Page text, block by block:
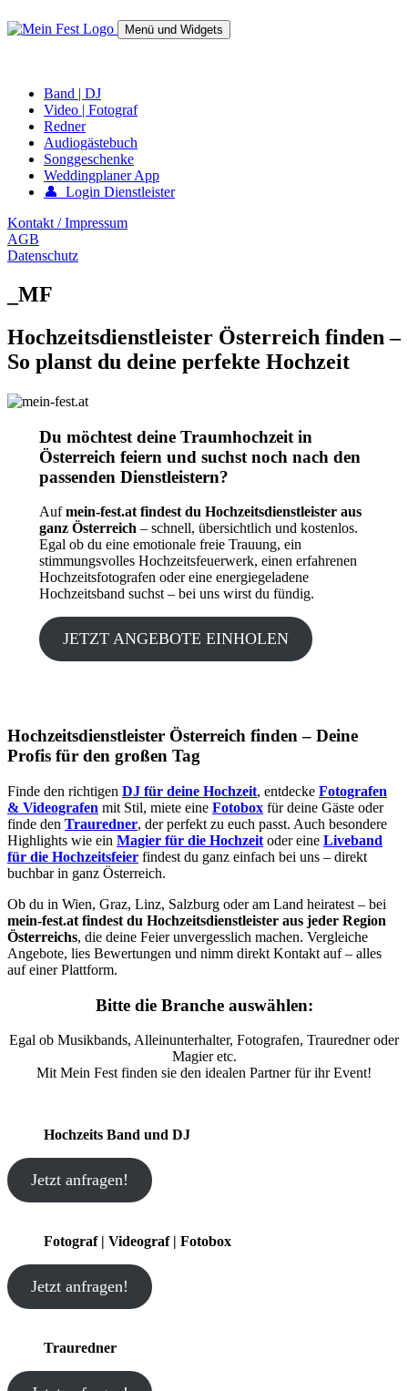
zum
Menü und Widgets
Band | DJ
Video | Fotograf
Redner
Audiogästebuch
Songgeschenke
Weddingplaner App
👤 Login Dienstleister
Kontakt / Impressum
AGB
Datenschutz
_MF
Hochzeitsdienstleister Österreich finden –
So planst du deine perfekte Hochzeit
Du möchtest deine Traumhochzeit in
Österreich feiern und suchst noch nach den
passenden Dienstleistern?
Aufmein-fest.at findest du Hochzeitsdienstleister aus
ganz Österreich– schnell, übersichtlich und kostenlos.
Egal ob du eine emotionale freie Trauung, ein
stimmungsvolles Hochzeitsfeuerwerk, einen erfahrenen
Hochzeitsfotografen oder eine energiegeladene
Hochzeitsband suchst – bei uns wirst du fündig.
JETZT ANGEBOTE EINHOLEN
Hochzeitsdienstleister Österreich finden – Deine
Profis für den großen Tag
Finde den richtigen DJ für deine Hochzeit, entdecke Fotografen
& Videografen mit Stil, miete eine Fotobox für deine Gäste oder
finde den Trauredner, der perfekt zu euch passt. Auch besondere
Highlights wie ein Magier für die Hochzeit oder eine Liveband
für die Hochzeitsfeier findest du ganz einfach bei uns – direkt
buchbar in ganz Österreich.
Ob du in Wien, Graz, Linz, Salzburg oder am Land heiratest – bei
mein-fest.at findest du Hochzeitsdienstleister aus jeder Region
Österreichs, die deine Feier unvergesslich machen. Vergleiche
Angebote, lies Bewertungen und nimm direkt Kontakt auf – alles
auf einer Plattform.
Bitte die Branche auswählen:
Egal ob Musikbands, Alleinunterhalter, Fotografen, Trauredner oder
Magier etc.
Mit Mein Fest finden sie den idealen Partner für ihr Event!
Hochzeits Band und DJ
Jetzt anfragen!
Fotograf | Videograf | Fotobox
Jetzt anfragen!
Trauredner